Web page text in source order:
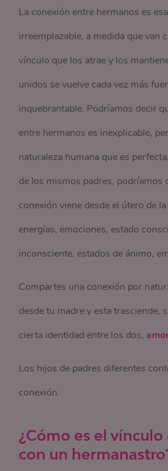
La conexión entre hermanos es
irreemplazable, a medida que van
vínculo que los atrae y los
unidos se vuelve cada vez más
inquebrantable. Podríamos decir
entre hermanos es inexplicable,
naturaleza humana que es
de los mismos padres, podríamos
conexión viene desde el útero de
energías, emociones, estado
inconsciente, estados de ánimo,
Compartes una conexión por
desde tu madre y esta trasciende,
cierta identidad entre los dos,
Los hijos de padres diferentes
conexión.
¿Cómo es el
con un